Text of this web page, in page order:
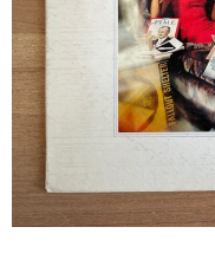
新譜
GG RECORD （当店
JAZZ-US
BLUE NOTE